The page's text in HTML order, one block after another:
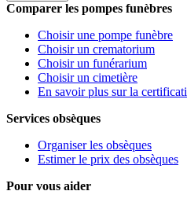
Comparer les pompes funèbres
Choisir une pompe funèbre
Choisir un crematorium
Choisir un funérarium
Choisir un cimetière
En savoir plus sur la
Services obsèques
Organiser les obsèques
Estimer le prix des obsèques
Pour vous aider